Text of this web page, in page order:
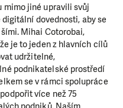
mimo jiné upravili svůj
dovednosti, aby se
Mihai Cotorobai,
je to jeden z hlavních cílů
udržitelné,
podnikatelské prostředí
se v rámci spolupráce
více než 75